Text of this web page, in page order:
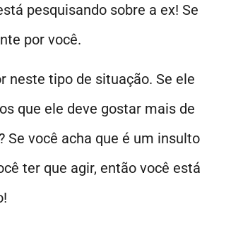
pesquisando sobre a ex! Se
por você.
neste tipo de situação. Se ele
que ele deve gostar mais de
Se você acha que é um insulto
ter que agir, então você está